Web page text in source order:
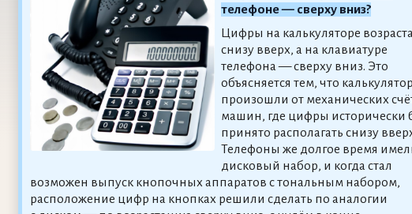
телефоне — сверху вниз?
Цифры на калькуляторе
снизу вверх, а на клавиатуре
телефона — сверху вниз. Это
объясняется тем, что
произошли от механических
машин, где цифры исторически
принято располагать снизу
Телефоны же долгое время
дисковый набор, и когда стал
возможен выпуск кнопочных аппаратов с тональным набором,
расположение цифр на кнопках решили сделать по аналогии